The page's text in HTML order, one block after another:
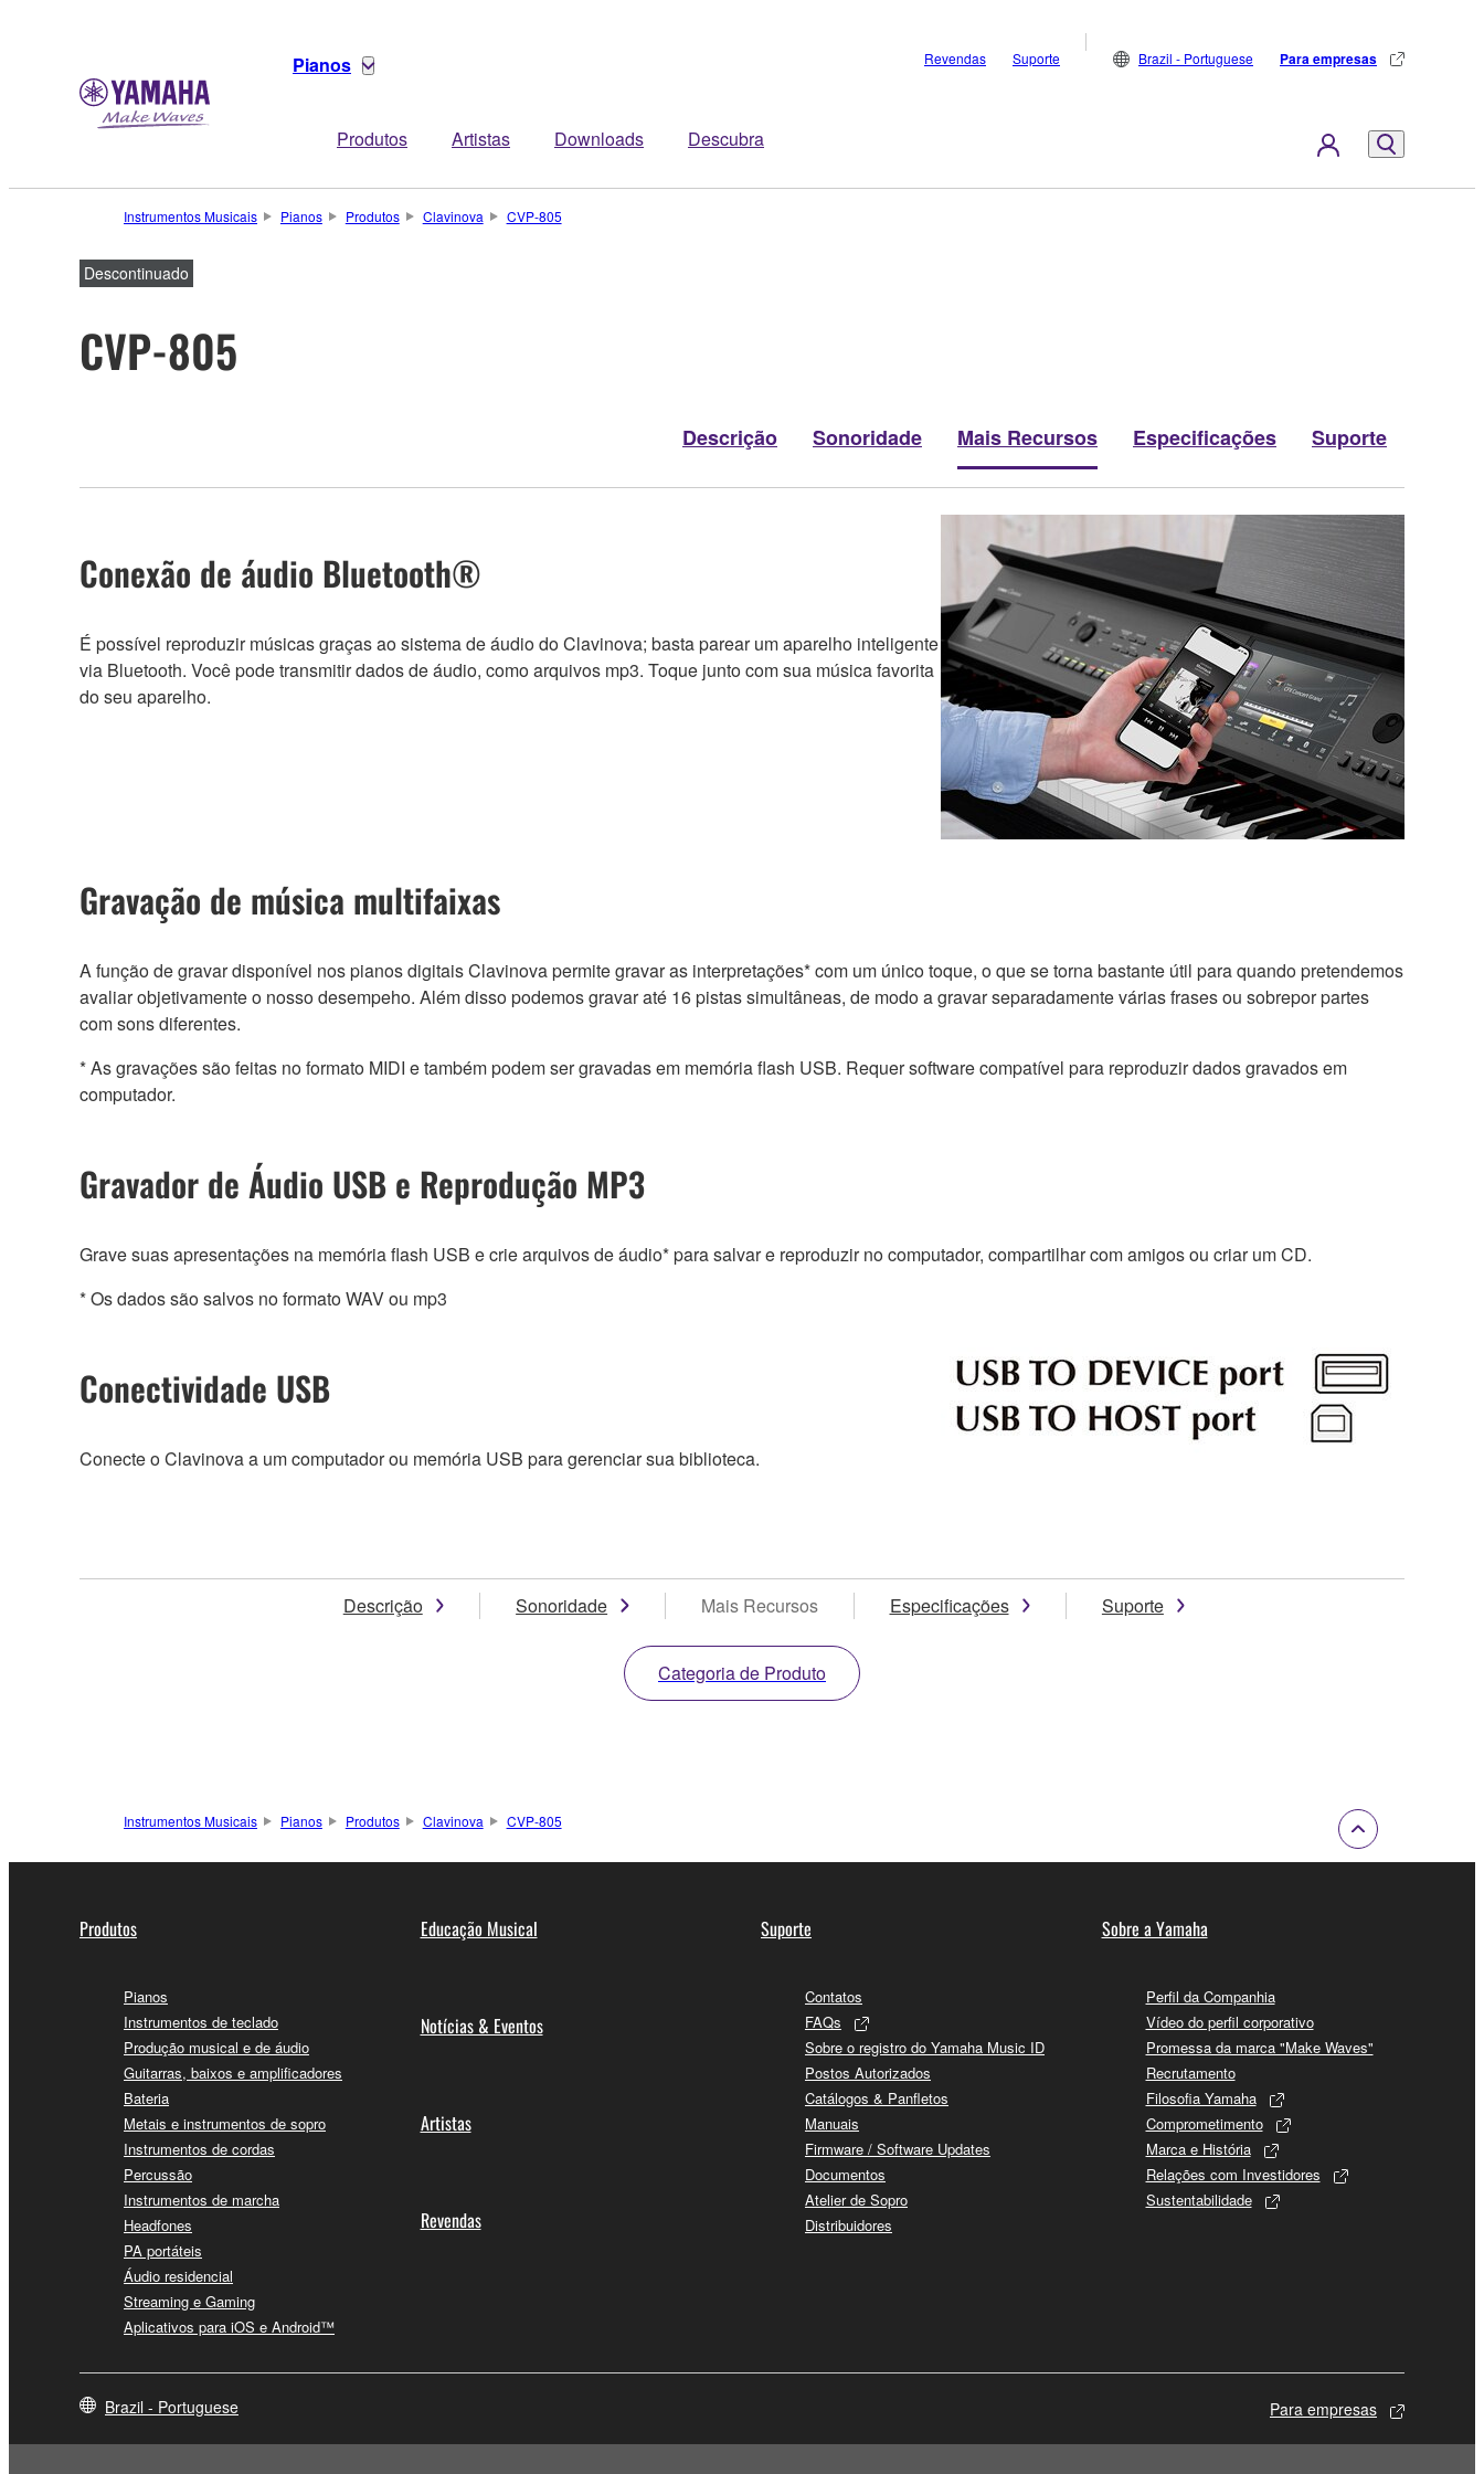
Pianos
Produtos Artistas Downloads Descubra
Revendas Suporte Brazil - Portuguese Para empresas
Instrumentos Musicais Pianos Produtos Clavinova CVP-805
Descontinuado
CVP-805
Descrição Sonoridade Mais Recursos Especificações Suporte
Conexão de áudio Bluetooth®
É possível reproduzir músicas graças ao sistema de áudio do Clavinova; basta parear um aparelho inteligente
via Bluetooth. Você pode transmitir dados de áudio, como arquivos mp3. Toque junto com sua música favorita
do seu aparelho.
Gravação de música multifaixas
A função de gravar disponível nos pianos digitais Clavinova permite gravar as interpretações* com um único toque, o que se torna bastante útil para quando pretendemos
avaliar objetivamente o nosso desempeho. Além disso podemos gravar até 16 pistas simultâneas, de modo a gravar separadamente várias frases ou sobrepor partes
com sons diferentes.
* As gravações são feitas no formato MIDI e também podem ser gravadas em memória flash USB. Requer software compatível para reproduzir dados gravados em
computador.
Gravador de Áudio USB e Reprodução MP3
Grave suas apresentações na memória flash USB e crie arquivos de áudio* para salvar e reproduzir no computador, compartilhar com amigos ou criar um CD.
* Os dados são salvos no formato WAV ou mp3
Conectividade USB
Conecte o Clavinova a um computador ou memória USB para gerenciar sua biblioteca.
Descrição Sonoridade Mais Recursos Especificações Suporte
Categoria de Produto
Instrumentos Musicais Pianos Produtos Clavinova CVP-805
Produtos
Pianos
Instrumentos de teclado
Produção musical e de áudio
Guitarras, baixos e amplificadores
Bateria
Metais e instrumentos de sopro
Instrumentos de cordas
Percussão
Instrumentos de marcha
Headfones
PA portáteis
Áudio residencial
Streaming e Gaming
Aplicativos para iOS e Android™
Educação Musical
Notícias & Eventos
Artistas
Revendas
Suporte
Contatos
FAQs
Sobre o registro do Yamaha Music ID
Postos Autorizados
Catálogos & Panfletos
Manuais
Firmware / Software Updates
Documentos
Atelier de Sopro
Distribuidores
Sobre a Yamaha
Perfil da Companhia
Vídeo do perfil corporativo
Promessa da marca "Make Waves"
Recrutamento
Filosofia Yamaha
Comprometimento
Marca e História
Relações com Investidores
Sustentabilidade
Brazil - Portuguese Para empresas